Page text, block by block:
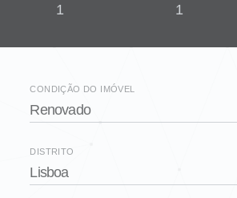
1 1
CONDIÇÃO DO IMÓVEL
Renovado
DISTRITO
Lisboa